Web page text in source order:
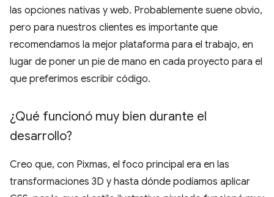
las opciones nativas y web. Probablemente suene obvio,
pero para nuestros clientes es importante que
recomendamos la mejor plataforma para el trabajo, en
lugar de poner un pie de mano en cada proyecto para el
que preferimos escribir código.
¿Qué funcionó muy bien durante el
desarrollo?
Creo que, con Pixmas, el foco principal era en las
transformaciones 3D y hasta dónde podíamos aplicar